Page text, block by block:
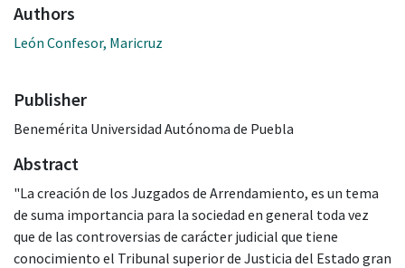
Authors
León Confesor, Maricruz
Publisher
Benemérita Universidad Autónoma de Puebla
Abstract
"La creación de los Juzgados de Arrendamiento, es un tema
de suma importancia para la sociedad en general toda vez
que de las controversias de carácter judicial que tiene
conocimiento el Tribunal superior de Justicia del Estado gran